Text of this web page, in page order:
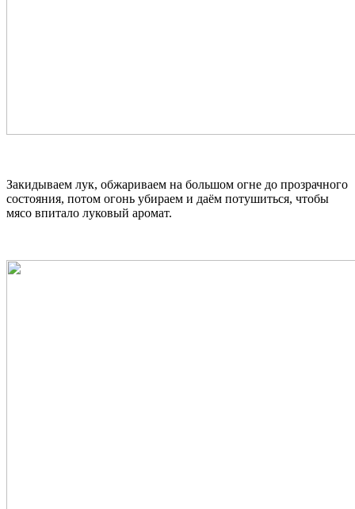
Закидываем лук, обжариваем на большом огне до прозрачного
состояния, потом огонь убираем и даём потушиться, чтобы
мясо впитало луковый аромат.